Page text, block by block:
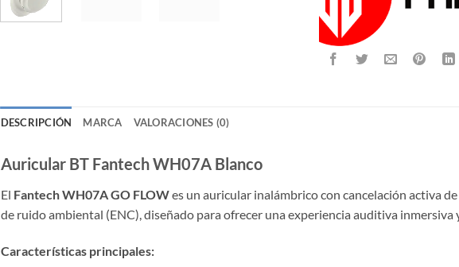
DESCRIPCIÓN MARCA VALORACIONES (0)
Auricular BT Fantech WH07A Blanco
El Fantech WH07A GO FLOWes un auricular inalámbrico con cancelación activa
de ruido ambiental (ENC), diseñado para ofrecer una experiencia auditiva inmersiva
Características principales: